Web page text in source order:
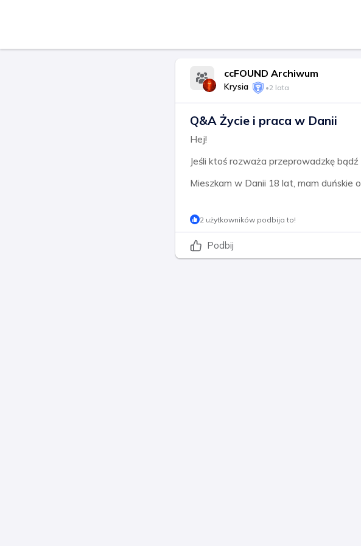
ccFOUND Archiwum
Krysia •2 lata
Q&A Życie i praca w Danii
Hej!
Jeśli ktoś rozważa przeprowadzkę
Mieszkam w Danii 18 lat, mam
2 użytkowników podbija to!
Podbij